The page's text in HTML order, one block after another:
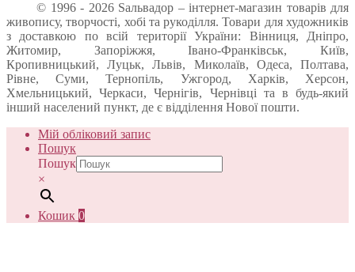
© 1996 - 2026 Sальвадор – інтернет-магазин товарів для
живопису, творчості, хобі та рукоділля. Товари для художників
з доставкою по всій території України: Вінниця, Дніпро,
Житомир, Запоріжжя, Івано-Франківськ, Київ,
Кропивницький, Луцьк, Львів, Миколаїв, Одеса, Полтава,
Рівне, Суми, Тернопіль, Ужгород, Харків, Херсон,
Хмельницький, Черкаси, Чернігів, Чернівці та в будь-який
інший населений пункт, де є відділення Нової пошти.
Мій обліковий запис
Пошук
Пошук
×
Кошик 0